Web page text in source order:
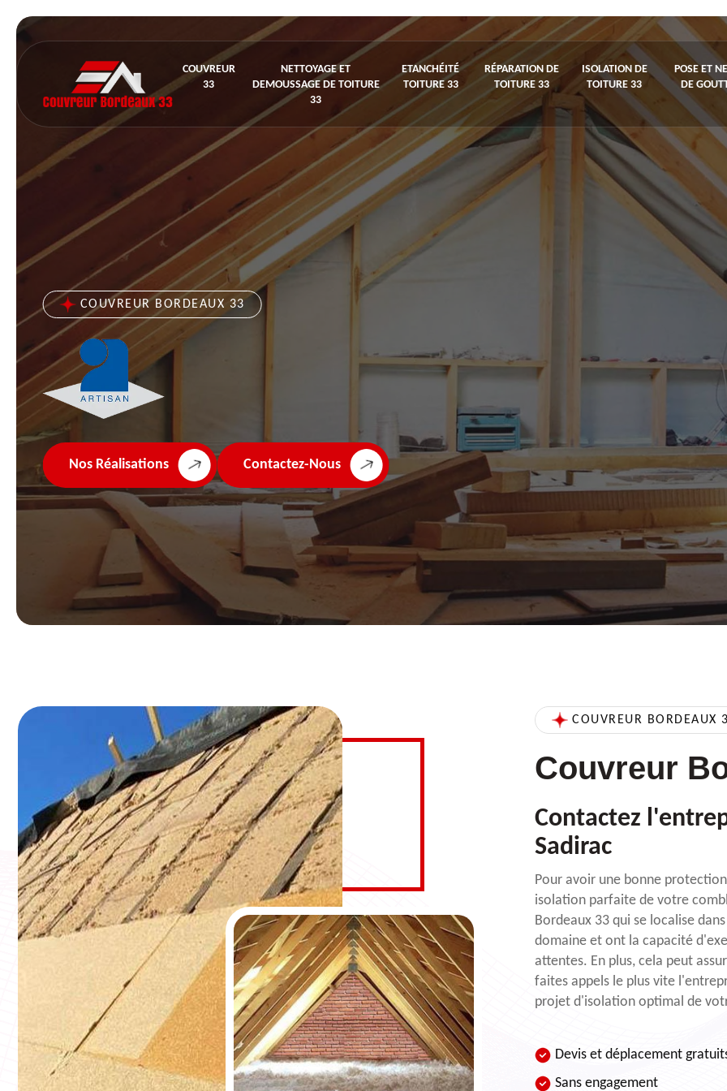
COUVREUR
33
NETTOYAGE ET
DEMOUSSAGE DE TOITURE
33
ETANCHÉITÉ
TOITURE 33
RÉPARATION DE
TOITURE 33
ISOLATION DE
TOITURE 33
POSE ET
DE
COUVREUR BORDEAUX 33
Nos Réalisations Contactez-Nous
COUVREUR BORDEAUX
Couvreur
Contactez
Sadirac
Pour avoir une bonne
isolation parfaite de votre
Bordeaux 33 qui se localise
domaine et ont la capacité
attentes. En plus, cela peut
faites appels le plus vite
projet d'isolation optimal de
Devis et déplacement
Sans engagement